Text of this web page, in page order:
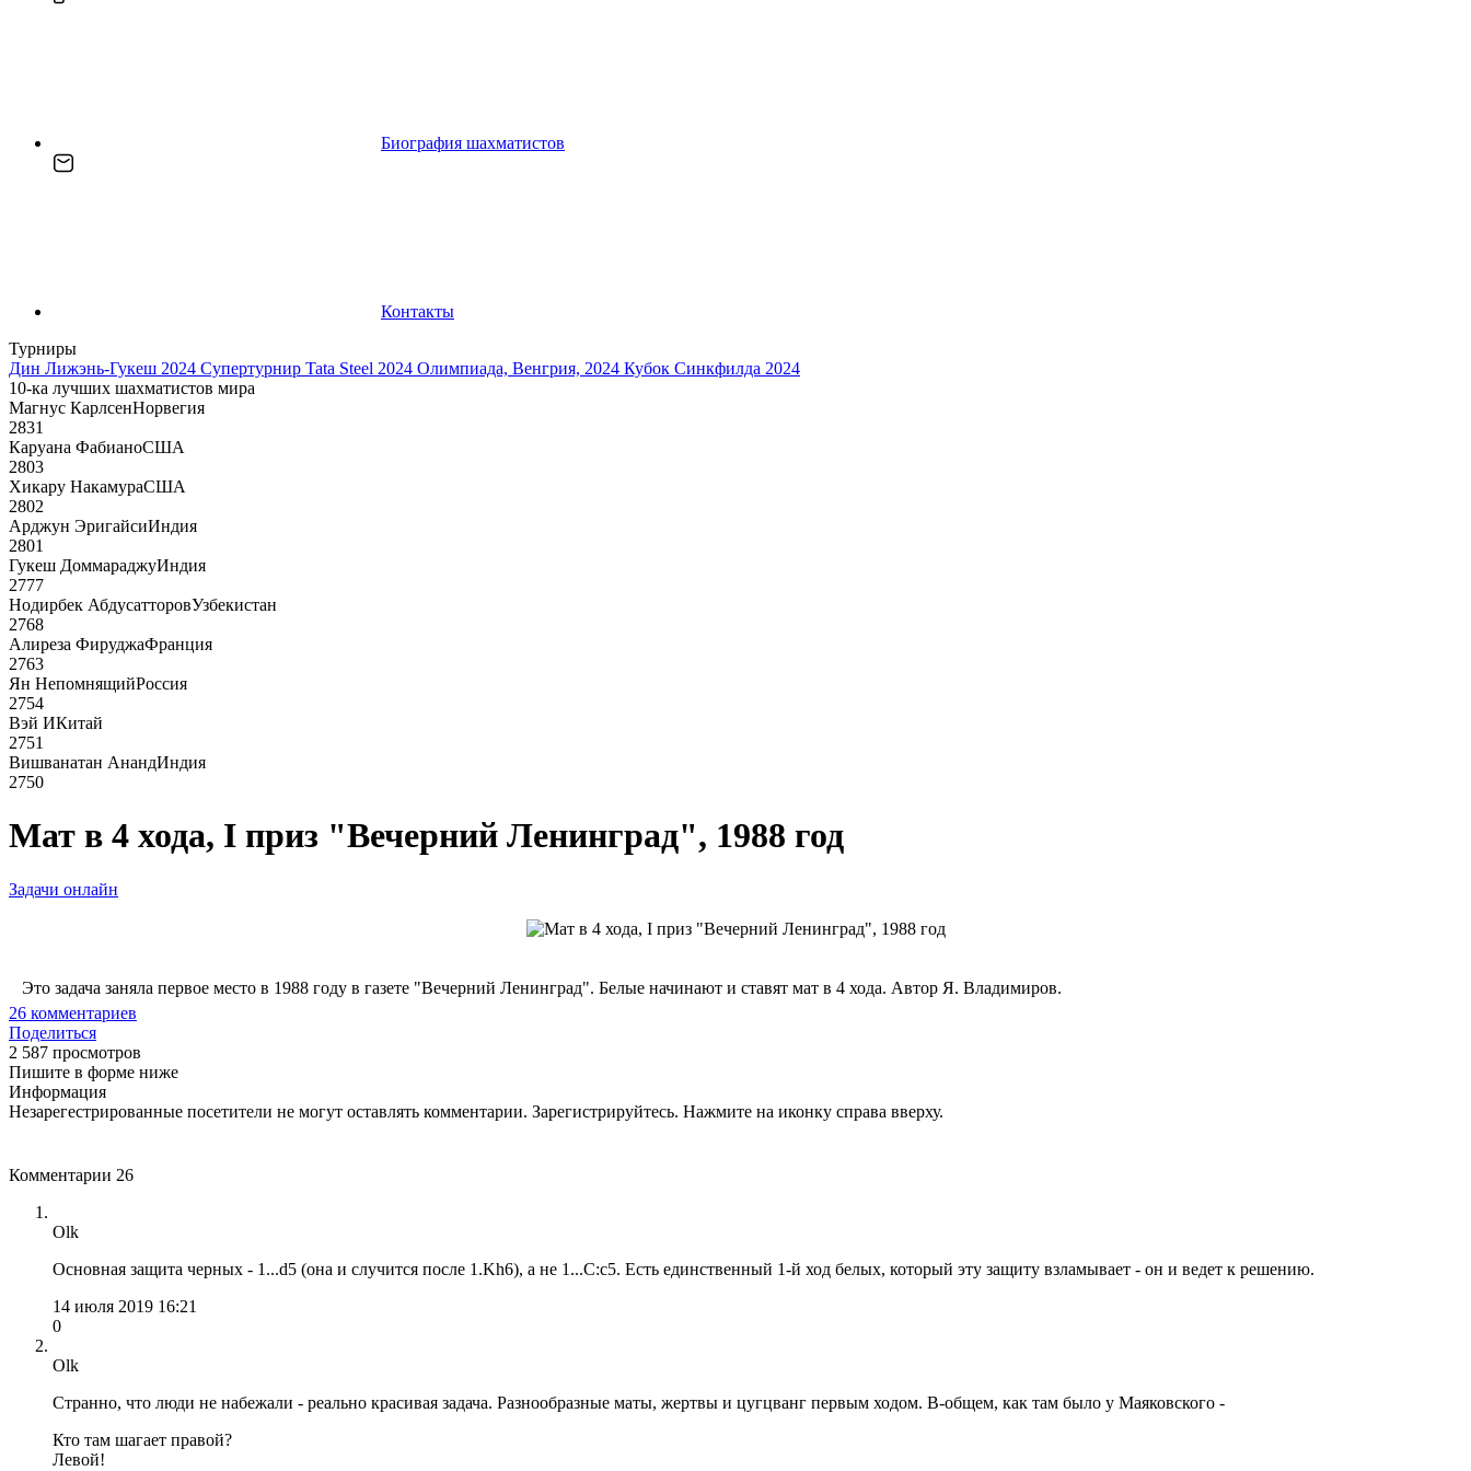
Биография шахматистов
Контакты
Турниры
Дин Лижэнь-Гукеш 2024 Супертурнир Tata Steel 2024 Олимпиада, Венгрия, 2024 Кубок Синкфилда 2024
10-ка лучших шахматистов мира
Магнус КарлсенНорвегия
2831
Каруана ФабианоСША
2803
Хикару НакамураСША
2802
Арджун ЭригайсиИндия
2801
Гукеш ДоммараджуИндия
2777
Нодирбек АбдусатторовУзбекистан
2768
Алиреза ФируджаФранция
2763
Ян НепомнящийРоссия
2754
Вэй ИКитай
2751
Вишванатан АнандИндия
2750
Мат в 4 хода, I приз "Вечерний Ленинград", 1988 год
Задачи онлайн
Это задача заняла первое место в 1988 году в газете "Вечерний Ленинград". Белые начинают и ставят мат в 4 хода. Автор Я. Владимиров.
26 комментариев
Поделиться
2 587 просмотров
Пишите в форме ниже
Информация
Незарегестрированные посетители не могут оставлять комментарии. Зарегистрируйтесь. Нажмите на иконку справа вверху.
Комментарии 26
Olk
Основная защита черных - 1...d5 (она и случится после 1.Kh6), а не 1...С:c5. Есть единственный 1-й ход белых, который эту защиту взламывает - он и ведет к решению.
14 июля 2019 16:21
0
Olk
Странно, что люди не набежали - реально красивая задача. Разнообразные маты, жертвы и цугцванг первым ходом. В-общем, как там было у Маяковского -
Кто там шагает правой?
Левой!